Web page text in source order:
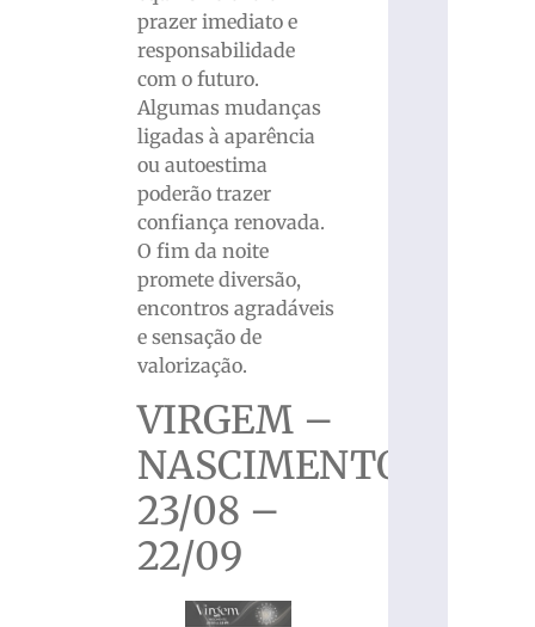
prazer imediato e
responsabilidade
com o futuro.
Algumas mudanças
ligadas à aparência
ou autoestima
poderão trazer
confiança renovada.
O fim da noite
promete diversão,
encontros agradáveis
e sensação de
valorização.
VIRGEM –
NASCIMENTO
23/08 –
22/09